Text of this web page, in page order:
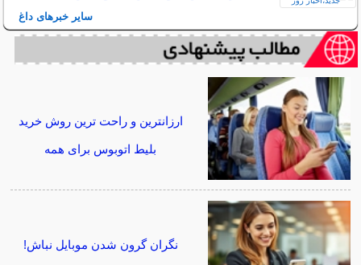
سایر خبرهای داغ
ارزانترین و راحت ترین روش خرید
بلیط اتوبوس برای همه
نگران گرون شدن موبایل نباش!